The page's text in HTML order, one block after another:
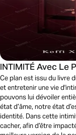
INTIMITÉ Avec Le
Ce plan est issu du livre
et entretenir une vie
pouvons lui dévoiler
état d’âme, notre état
identité. Dans cette
cacher, afin d’être